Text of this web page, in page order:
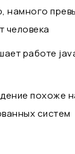
намного
человека
работе
похоже
систем